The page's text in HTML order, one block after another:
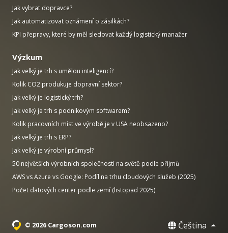
Jak vybrat dopravce?
Jak automatizovat oznámení o zásilkách?
KPI přepravy, které by měl sledovat každý logistický manažer
Výzkum
Jak velký je trh s umělou inteligencí?
Kolik CO2 produkuje dopravní sektor?
Jak velký je logistický trh?
Jak velký je trh s podnikovým softwarem?
Kolik pracovních míst ve výrobě je v USA neobsazeno?
Jak velký je trh s ERP?
Jak velký je výrobní průmysl?
50 největších výrobních společností na světě podle příjmů
AWS vs Azure vs Google: Podíl na trhu cloudových služeb (2025)
Počet datových center podle zemí (listopad 2025)
© 2026 Cargoson.com Čeština